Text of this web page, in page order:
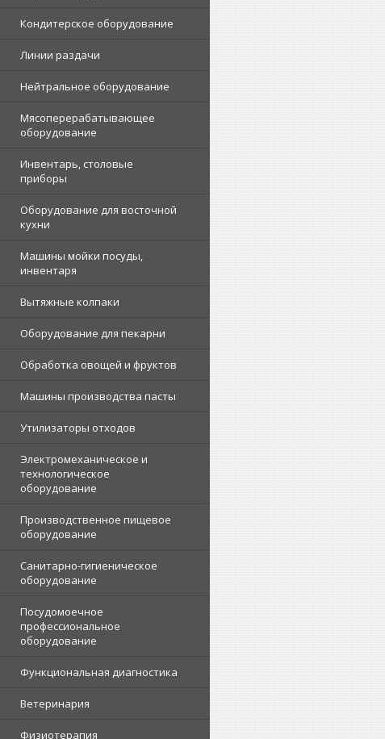
Кондитерское оборудование
Линии раздачи
Нейтральное оборудование
Мясоперерабатывающее
оборудование
Инвентарь, столовые
приборы
Оборудование для восточной
кухни
Машины мойки посуды,
инвентаря
Вытяжные колпаки
Оборудование для пекарни
Обработка овощей и фруктов
Машины производства пасты
Утилизаторы отходов
Электромеханическое и
технологическое
оборудование
Производственное пищевое
оборудование
Санитарно-гигиеническое
оборудование
Посудомоечное
профессиональное
оборудование
Функциональная диагностика
Ветеринария
Физиотерапия